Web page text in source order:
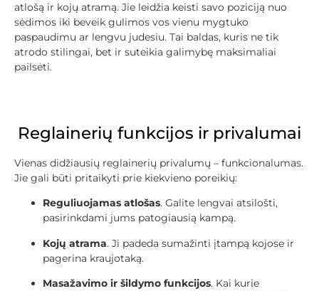
atlošą ir kojų atramą. Jie leidžia keisti savo poziciją nuo
sėdimos iki beveik gulimos vos vienu mygtuko
paspaudimu ar lengvu judesiu. Tai baldas, kuris ne tik
atrodo stilingai, bet ir suteikia galimybę maksimaliai
pailsėti.
Reglainerių funkcijos ir privalumai
Vienas didžiausių reglainerių privalumų – funkcionalumas.
Jie gali būti pritaikyti prie kiekvieno poreikių:
Reguliuojamas atlošas. Galite lengvai atsilošti,
pasirinkdami jums patogiausią kampą.
Kojų atrama. Ji padeda sumažinti įtampą kojose ir
pagerina kraujotaką.
Masažavimo ir šildymo funkcijos. Kai kurie